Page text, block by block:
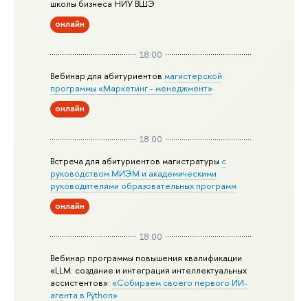
школы бизнеса НИУ ВШЭ
онлайн
18:00
Вебинар для абитуриентовмагистерской
программы «Маркетинг - менеджмент»
онлайн
18:00
Встреча для абитуриентов магистратуры с
руководством МИЭМ и академическими
руководителями образовательных программ
онлайн
18:00
Вебинар программы повышения квалификации
«LLM: создание и интеграция интеллектуальных
ассистентов»:«Собираем своего первого ИИ-
агента в Python»